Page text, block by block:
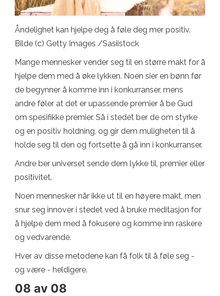
Åndelighet kan hjelpe deg å føle deg mer positiv.
Bilde (c) Getty Images /Sasiistock
Mange mennesker vender seg til en større makt for å
hjelpe dem med å øke lykken. Noen sier en bønn før
de begynner å komme inn i konkurranser, mens
andre føler at det er upassende premier å be Gud
om spesifikke premier. Så i stedet ber de om styrke
og en positiv holdning, og gir dem muligheten til å
holde seg til den og fortsette å gå inn i konkurranser.
Andre ber universet sende dem lykke til, premier eller
positivitet.
Noen mennesker når ikke ut til en høyere makt, men
snur seg innover i stedet ved å bruke meditasjon for
å hjelpe dem med å fokusere og komme inn raskere
og vedvarende.
Hver av disse metodene kan få folk til å føle seg -
og være - heldigere.
08 av 08